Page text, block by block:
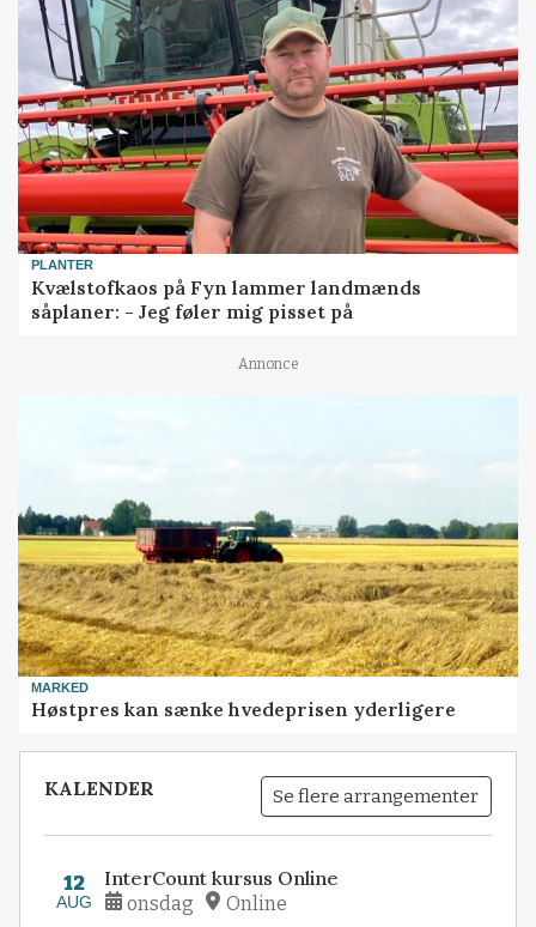
PLANTER
Kvælstofkaos på Fyn lammer landmænds
såplaner: - Jeg føler mig pisset på
Annonce
MARKED
Høstpres kan sænke hvedeprisen yderligere
KALENDER Se flere arrangementer
12
AUG
InterCount kursus Online
onsdag Online